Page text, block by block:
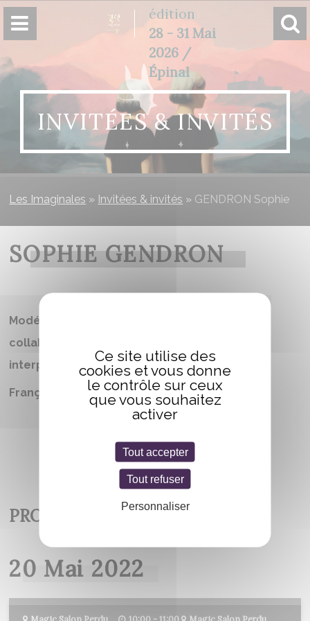
édition
28 - 31 Mai
2026 /
Épinal
INVITÉES & INVITÉS
Les Imaginales » Invitées & invités » GENDRON Sophie
SOPHIE GENDRON
Modératrices/modérateurs,
collaboratrices/collaborateurs et
interprètes
Française
PROGRAMME
20 Mai 2022
Panneau de gestion des cookies
Ce site utilise des
cookies et vous donne
le contrôle sur ceux
que vous souhaitez
activer
Tout accepter
Tout refuser
Personnaliser